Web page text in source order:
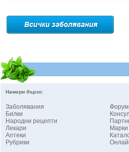
Намери бързо:
Заболявания
Билки
Народни рецепти
Лекари
Аптеки
Рубрики
Форум
Марки